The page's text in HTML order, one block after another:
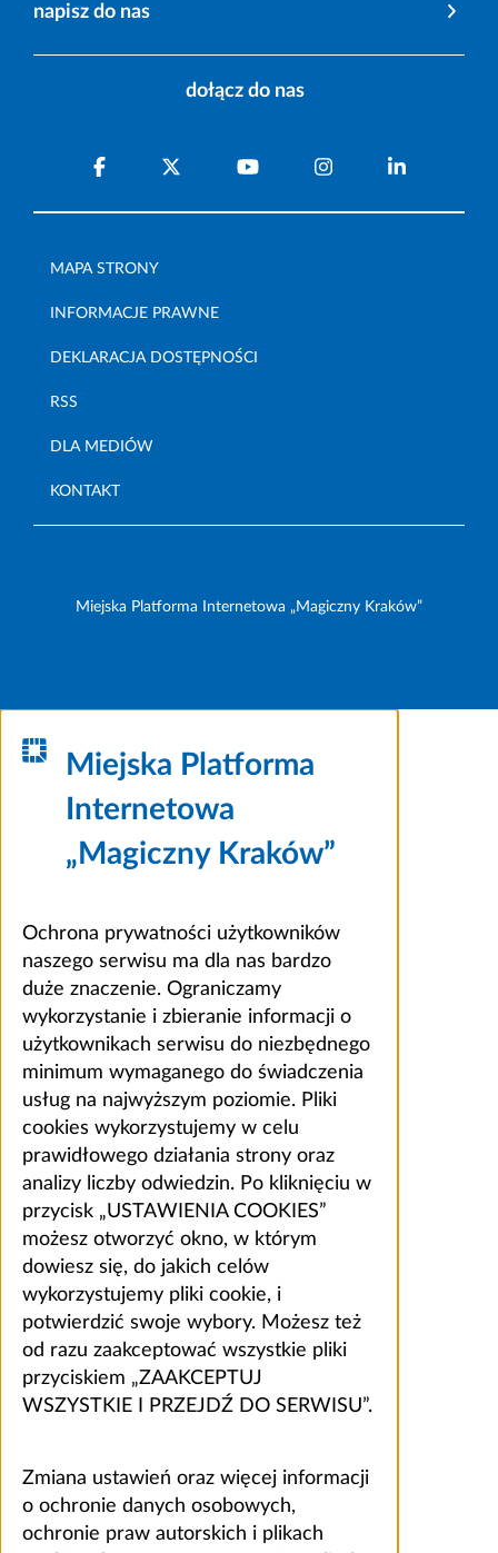
napisz do nas
dołącz do nas
MAPA STRONY
INFORMACJE PRAWNE
DEKLARACJA DOSTĘPNOŚCI
RSS
DLA MEDIÓW
KONTAKT
Miejska Platforma Internetowa „Magiczny Kraków”
Miejska Platforma
Internetowa
„Magiczny Kraków”
Ochrona prywatności użytkowników
naszego serwisu ma dla nas bardzo
duże znaczenie. Ograniczamy
wykorzystanie i zbieranie informacji o
użytkownikach serwisu do niezbędnego
minimum wymaganego do świadczenia
usług na najwyższym poziomie. Pliki
cookies wykorzystujemy w celu
prawidłowego działania strony oraz
analizy liczby odwiedzin. Po kliknięciu w
przycisk „USTAWIENIA COOKIES”
możesz otworzyć okno, w którym
dowiesz się, do jakich celów
wykorzystujemy pliki cookie, i
potwierdzić swoje wybory. Możesz też
od razu zaakceptować wszystkie pliki
przyciskiem „ZAAKCEPTUJ
WSZYSTKIE I PRZEJDŹ DO SERWISU”.
Zmiana ustawień oraz więcej informacji
o ochronie danych osobowych,
ochronie praw autorskich i plikach